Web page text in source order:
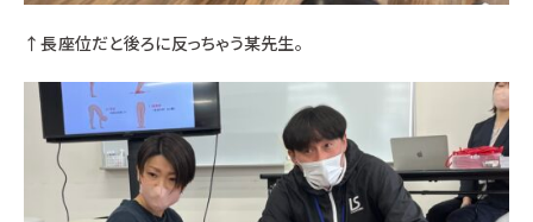
↑長座位だと後ろに反っちゃう某先生。